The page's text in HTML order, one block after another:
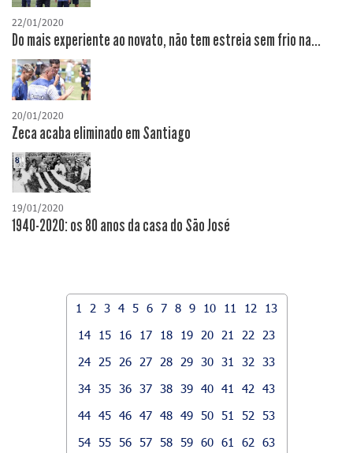
22/01/2020
Do mais experiente ao novato, não tem estreia sem frio na...
20/01/2020
Zeca acaba eliminado em Santiago
19/01/2020
1940-2020: os 80 anos da casa do São José
1 2 3 4 5 6 7 8 9 10 11 12
13
14
15 16 17 18 19 20 21 22
23
24
25 26 27 28 29 30 31 32
33
34 35 36 37 38 39 40 41 42
43
44 45 46 47 48 49 50 51 52
53
54 55 56 57 58 59 60 61 62
63